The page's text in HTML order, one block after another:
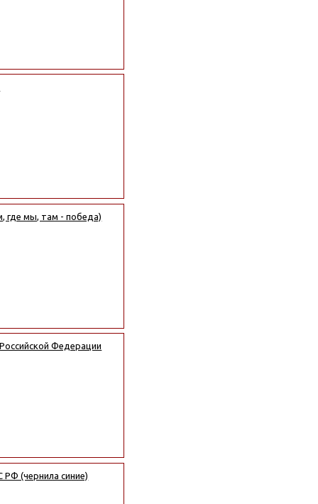
где мы, там - победа)
Федерации
РФ (чернила синие)